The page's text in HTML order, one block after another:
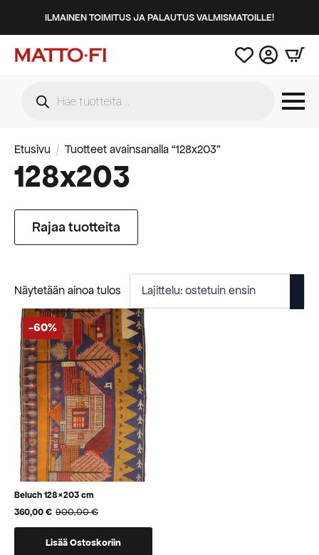
ILMAINEN TOIMITUS JA PALAUTUS VALMISMATOILLE!
search
Etusivu Tuotteet avainsanalla “128x203”
128x203
Rajaa tuotteita
Näytetään ainoa tulos
-60%
Beluch 128×203 cm
900,00€
Alkuperäinen
hinta
900,00 €.
360,00€
Nykyinen
hinta
360,00 €.Lisää Ostoskoriin